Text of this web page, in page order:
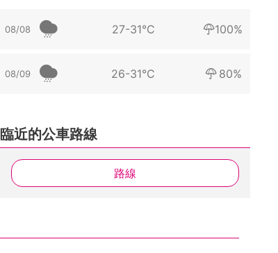
08/08 27-31°C 100%
08/09 26-31°C 80%
臨近的公車路線
路線